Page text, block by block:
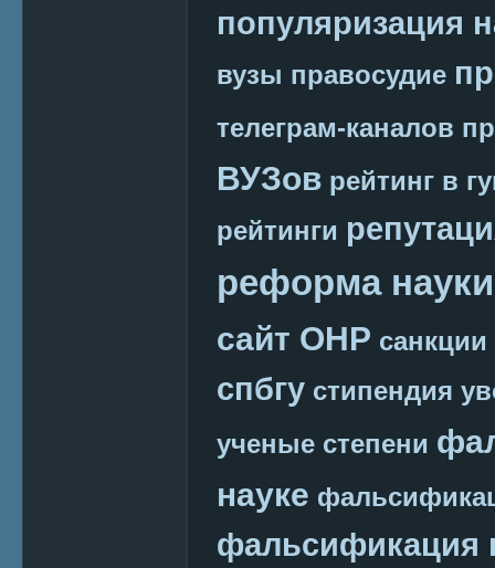
популяризация
вузы правосудие
телеграм-каналов
ВУЗов рейтинг в
рейтинги
реформа науки
сайт ОНР санкции
спбгу стипендия
ученые степени
науке
фальсификация